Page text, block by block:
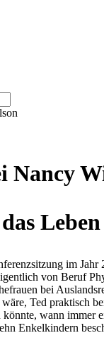
Nancy
im
von Beruf
bei
Ted praktisch
wann immer
Enkelkindern